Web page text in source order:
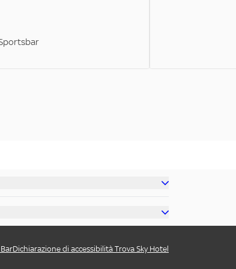
Dichiarazione di accessibilità Trova Sky Hotel